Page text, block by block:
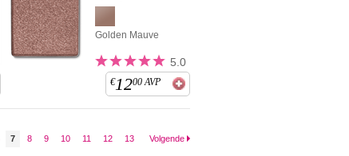
Golden Mauve
5.0
€1200 AVP
7 8 9 10 11 12 13 Volgende